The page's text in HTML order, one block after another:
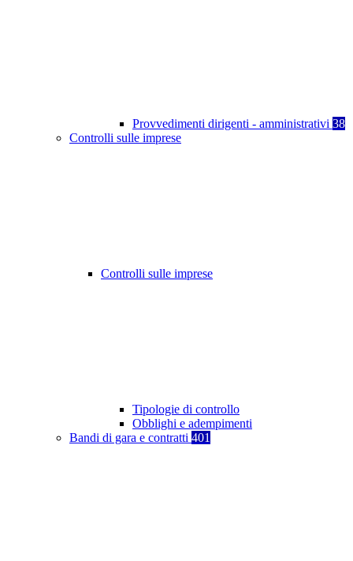
Provvedimenti dirigenti - amministrativi 38
Controlli sulle imprese
Controlli sulle imprese
Tipologie di controllo
Obblighi e adempimenti
Bandi di gara e contratti 401